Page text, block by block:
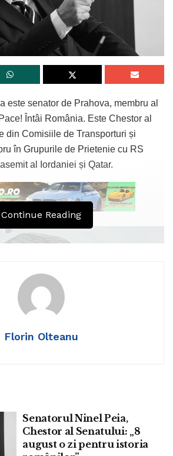
este senator de Prahova, membru al
Întâi România. Este Chestor al
din Comisiile de Transporturi și
în Grupurile de Prietenie cu RS
al Iordaniei și Qatar.
a concluzionat asupra faptului că a te
Continue Reading
Florin Olteanu
Senatorul Ninel Peia,
Chestor al Senatului: „8
august o zi pentru istoria